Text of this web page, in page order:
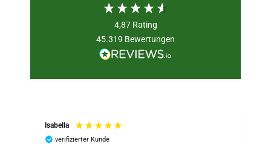
4,87 Rating
45.319 Bewertungen
Isabella
verifizierter Kunde